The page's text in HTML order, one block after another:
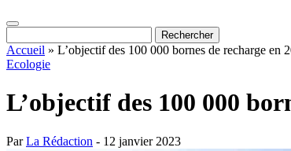
Accueil » L’objectif des 100 000 bornes de recharge en
Ecologie
L’objectif des 100 000
ParLa Rédaction - 12 janvier 2023